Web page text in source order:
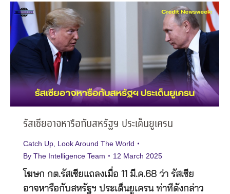
รัสเซียอาจหารือกับสหรัฐฯ ประเด็นยูเครน
Catch Up Look Around The World
By The Intelligence Team 12 March 2025
โฆษก กต.รัสเซียแถลงเมื่อ 11 มี.ค.68 ว่า รัสเซีย
อาจหารือกับสหรัฐฯ ประเด็นยูเครน ท่าทีดังกล่าว